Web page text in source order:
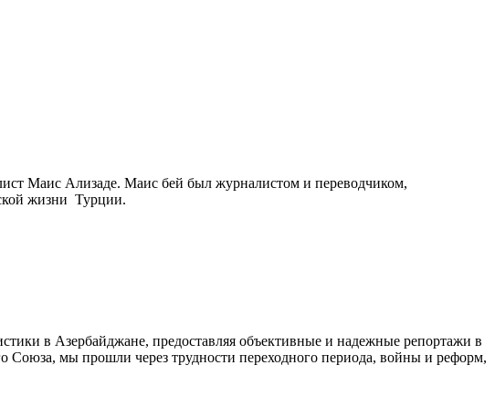
Маис Ализаде. Маис бей был журналистом и переводчиком,
жизни Турции.
в Азербайджане, предоставляя объективные и надежные репортажи в
Союза, мы прошли через трудности переходного периода, войны и реформ,